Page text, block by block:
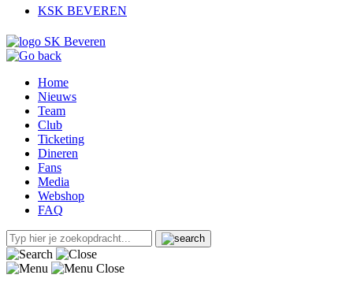
KSK BEVEREN
Home
Nieuws
Team
Club
Ticketing
Dineren
Fans
Media
Webshop
FAQ